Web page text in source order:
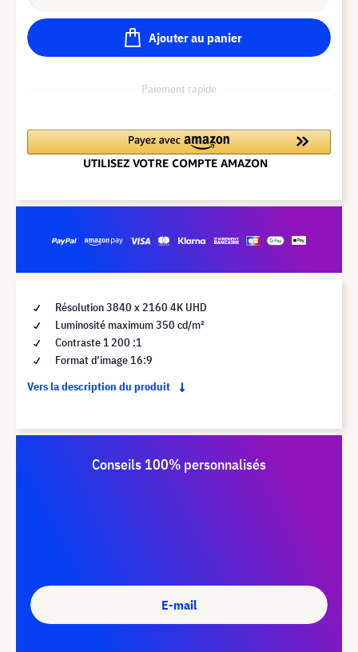
Ajouter au panier
Paiement rapide
Résolution 3840 x 2160 4K UHD
Luminosité maximum 350 cd/m²
Contraste 1 200 :1
Format d’image 16:9
Vers la description du produit
Conseils 100% personnalisés
E-mail